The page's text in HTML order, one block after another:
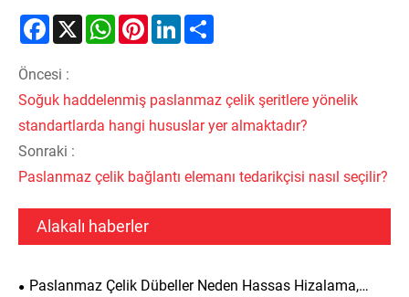
Facebook
X WhatsAppPinterestLinkedIn
Öncesi :
Soğuk haddelenmiş paslanmaz çelik şeritlere yönelik
standartlarda hangi hususlar yer almaktadır?
Sonraki :
Paslanmaz çelik bağlantı elemanı tedarikçisi nasıl seçilir?
Alakalı haberler
Paslanmaz Çelik Dübeller Neden Hassas Hizalama,